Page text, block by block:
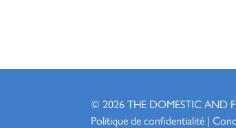
© 2026 THE DOMESTIC AND
Politique de confidentialité |